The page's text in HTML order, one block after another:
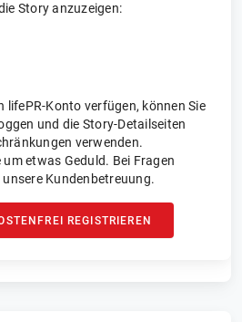
Story anzuzeigen:
lifePR-Konto verfügen, können Sie
und die Story-Detailseiten
verwenden.
etwas Geduld. Bei Fragen
Kundenbetreuung.
REGISTRIEREN